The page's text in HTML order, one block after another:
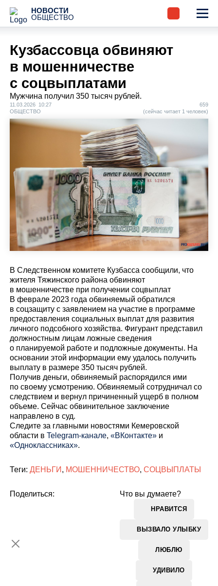
НОВОСТИ
ОБЩЕСТВО
Кузбассовца обвиняют
в мошенничестве
с соцвыплатами
Мужчина получил 350 тысяч рублей.
11.03.2026 10:27
ОБЩЕСТВО
659
(сейчас читает 1 человек)
В Следственном комитете Кузбасса сообщили, что
жителя Тяжинского района обвиняют
в мошенничестве при получении соцвыплат
В феврале 2023 года обвиняемый обратился
в соцзащиту с заявлением на участие в программе
предоставления социальных выплат для развития
личного подсобного хозяйства. Фигурант представил
должностным лицам ложные сведения
о планируемой работе и подложные документы. На
основании этой информации ему удалось получить
выплату в размере 350 тысяч рублей.
Получив деньги, обвиняемый распорядился ими
по своему усмотрению. Обвиняемый сотрудничал со
следствием и вернул причиненный ущерб в полном
объеме. Сейчас обвинительное заключение
направлено в суд.
Cледите за главными новостями Кемеровской
области в Telegram-канале, «ВКонтакте» и
«Одноклассниках».
Теги: ДЕНЬГИ , МОШЕННИЧЕСТВО, СОЦВЫПЛАТЫ
Что вы думаете?
НРАВИТСЯ
ВЫЗВАЛО УЛЫБКУ
ЛЮБЛЮ
УДИВИЛО
Поделиться: